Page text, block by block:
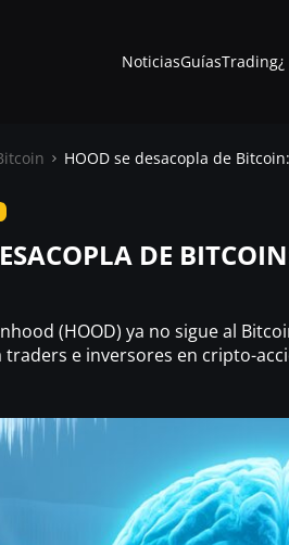
?
NoticiasGuíasTrading
HOOD se desacopla de
DE
(HOOD) ya no sigue al
traders e inversores en cripto-